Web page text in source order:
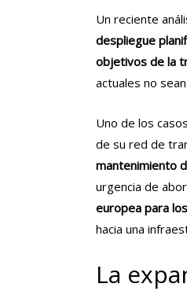
Un reciente
despliegue
objetivos de la
actuales no
Uno de los
de su red de
mantenimiento
urgencia de
europea para
hacia una
La